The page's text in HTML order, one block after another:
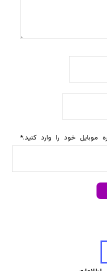
موبایل خود را وارد کنید.*